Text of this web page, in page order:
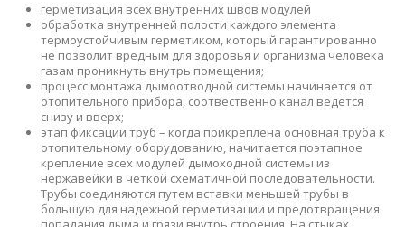
герметизация всех внутренних швов модулей
обработка внутренней полости каждого элемента
термоустойчивым герметиком, который гарантированно
не позволит вредным для здоровья и организма человека
газам проникнуть внутрь помещения;
процесс монтажа дымоотводной системы начинается от
отопительного прибора, соотвественно канал ведется
снизу и вверх;
этап фиксации труб – когда прикреплена основная труба к
отопительному оборудованию, начитается поэтапное
крепление всех модулей дымоходной системы из
нержавейки в четкой схематичной последовательности.
Трубы соединяются путем вставки меньшей трубы в
большую для надежной герметизации и предотвращения